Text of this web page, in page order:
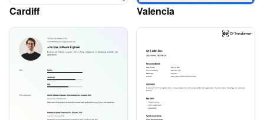
Cardiff Valencia